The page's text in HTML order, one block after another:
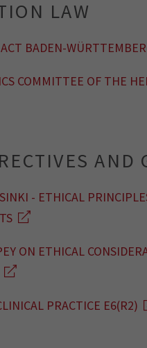
LAW
BADEN-
COMMITTEE OF THE
AND
- ETHICAL
ON ETHICAL
PRACTICE E6(R2)